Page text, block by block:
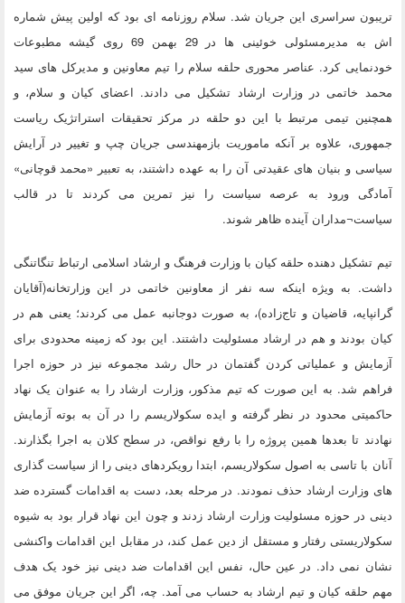
تریبون سراسری این جریان شد. سلام روزنامه ای بود که اولین پیش شماره
اش به مدیرمسئولی خوئینی ها در 29 بهمن 69 روی گیشه مطبوعات
خودنمایی کرد. عناصر محوری حلقه سلام را تیم معاونین و مدیرکل های سید
محمد خاتمی در وزارت ارشاد تشکیل می دادند. اعضای کیان و سلام، و
همچنین تیمی مرتبط با این دو حلقه در مرکز تحقیقات استراتژیک ریاست
جمهوری، علاوه بر آنکه ماموریت بازمهندسی جریان چپ و تغییر در آرایش
سیاسی و بنیان های عقیدتی آن را به عهده داشتند، به تعبیر «محمد قوچانی»
آمادگی ورود به عرصه سیاست را نیز تمرین می کردند تا در قالب
سیاست¬مداران آینده ظاهر شوند.
تیم تشکیل دهنده حلقه کیان با وزارت فرهنگ و ارشاد اسلامی ارتباط تنگاتنگی
داشت. به ویژه اینکه سه نفر از معاونین خاتمی در این وزارتخانه(آقایان
گرانپایه، قاضیان و تاج‌زاده)، به صورت دوجانبه عمل می کردند؛ یعنی هم در
کیان بودند و هم در ارشاد مسئولیت داشتند. این بود که زمینه محدودی برای
آزمایش و عملیاتی کردن گفتمان در حال رشد مجموعه نیز در حوزه اجرا
فراهم شد. به این صورت که تیم مذکور، وزارت ارشاد را به عنوان یک نهاد
حاکمیتی محدود در نظر گرفته و ایده سکولاریسم را در آن به بوته آزمایش
نهادند تا بعدها همین پروژه را با رفع نواقص، در سطح کلان به اجرا بگذارند.
آنان با تاسی به اصول سکولاریسم، ابتدا رویکردهای دینی را از سیاست گذاری
های وزارت ارشاد حذف نمودند. در مرحله بعد، دست به اقدامات گسترده ضد
دینی در حوزه مسئولیت وزارت ارشاد زدند و چون این نهاد قرار بود به شیوه
سکولاریستی رفتار و مستقل از دین عمل کند، در مقابل این اقدامات واکنشی
نشان نمی داد. در عین حال، نفس این اقدامات ضد دینی نیز خود یک هدف
مهم حلقه کیان و تیم ارشاد به حساب می آمد. چه، اگر این جریان موفق می